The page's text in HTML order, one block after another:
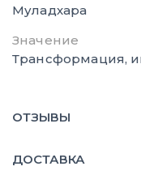
Муладхара
Значение
Трансформация,
ОТЗЫВЫ
ДОСТАВКА